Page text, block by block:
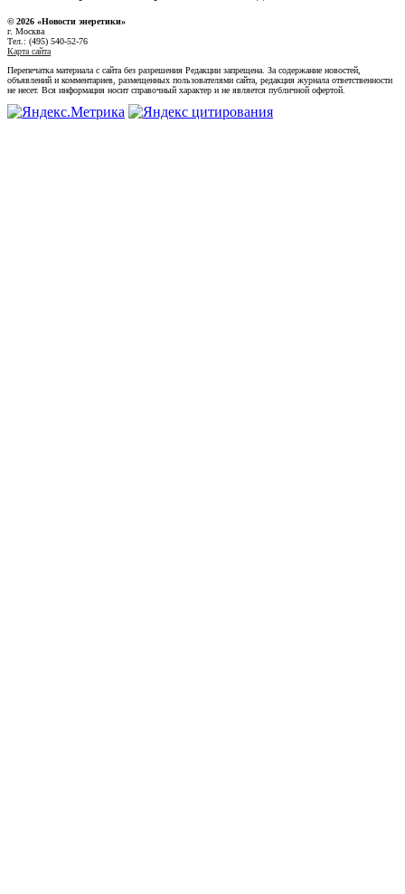
© 2026 «Новости энеретики»
г. Москва
Тел.: (495) 540-52-76
Карта сайта
Перепечатка материала с сайта без разрешения Редакции запрещена. За содержание новостей,
объявлений и комментариев, размещенных пользователями сайта, редакция журнала ответственности
не несет. Вся информация носит справочный характер и не является публичной офертой.